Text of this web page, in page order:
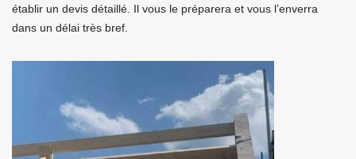
établir un devis détaillé. Il vous le préparera et vous l’enverra
dans un délai très bref.